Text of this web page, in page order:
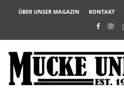
ÜBER UNSER MAGAZIN KONTAKT